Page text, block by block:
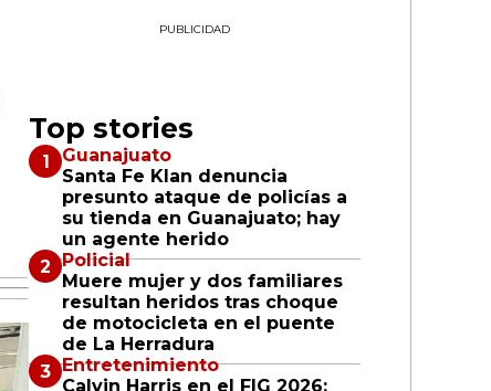
PUBLICIDAD
Top stories
Guanajuato
Santa Fe Klan denuncia
presunto ataque de policías a
su tienda en Guanajuato; hay
un agente herido
Policial
Muere mujer y dos familiares
resultan heridos tras choque
de motocicleta en el puente
de La Herradura
Entretenimiento
Calvin Harris en el FIG 2026: